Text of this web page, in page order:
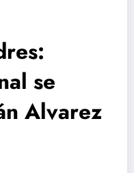
se
Alvarez